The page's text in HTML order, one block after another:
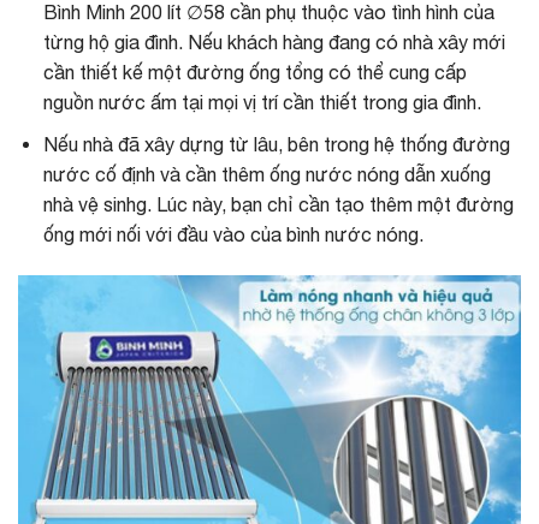
Bình Minh 200 lít ∅58 cần phụ thuộc vào tình hình của
từng hộ gia đình. Nếu khách hàng đang có nhà xây mới
cần thiết kế một đường ống tổng có thể cung cấp
nguồn nước ấm tại mọi vị trí cần thiết trong gia đình.
Nếu nhà đã xây dựng từ lâu, bên trong hệ thống đường
nước cố định và cần thêm ống nước nóng dẫn xuống
nhà vệ sinhg. Lúc này, bạn chỉ cần tạo thêm một đường
ống mới nối với đầu vào của bình nước nóng.